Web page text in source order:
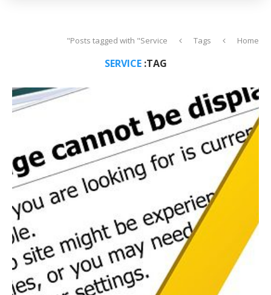
Home
Tags
Posts tagged with "Service"
TAG:
SERVICE